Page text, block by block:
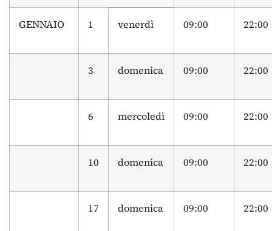
GENNAIO 1 venerdì 09:00 22:00
3 domenica 09:00 22:00
6 mercoledì 09:00 22:00
10 domenica 09:00 22:00
17 domenica 09:00 22:00